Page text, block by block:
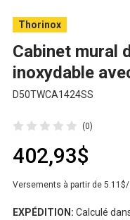
Thorinox
Cabinet mural
inoxydable
D50TWCA1424SS
(0)
402,93$
Versements à partir de
EXPÉDITION: Calculé